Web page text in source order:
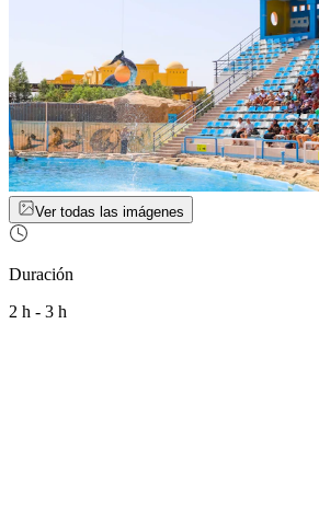
Ver todas las imágenes
Duración
2 h - 3 h